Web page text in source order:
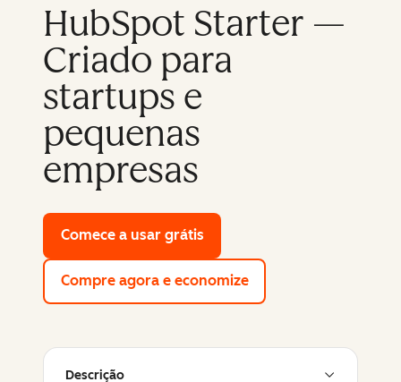
HubSpot Starter —
Criado para
startups e
pequenas
empresas
Comece a usar grátis
Compre agora e economize
Descrição